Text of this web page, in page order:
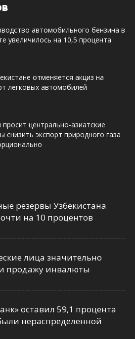
автомобильного бензина в
увеличилось на 10,5 процента
отменяется акциз на
легковых автомобилей
просит центрально-азиатские
снизить экспорт природного газа
резервы Узбекистана
на 10 процентов
лица значительно
продажу инвалюты
оставил 59,1 процента
нераспределенной